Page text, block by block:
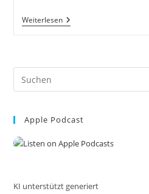
WeiterlesenSocial
Media
Die
Von
Die
Interaktion.
Im
Apple Podcast
KI unterstützt generiert